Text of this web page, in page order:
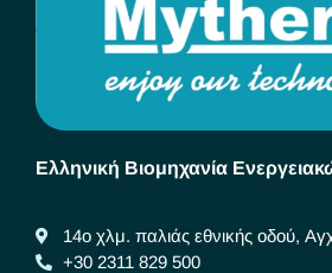
Ελληνική Βιομηχανία
14ο χλμ. παλιάς εθνικής οδού,
+30 2311 829 500